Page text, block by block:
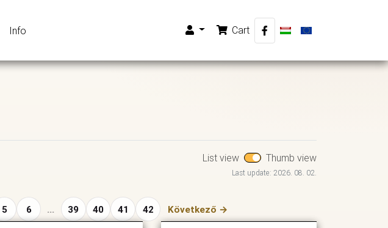
Info Cart
List view Thumb view
Last update: 2026. 08. 02.
5 6 ... 39 40 41 42 Következő →